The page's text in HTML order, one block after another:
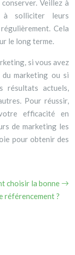
Veillez à
solliciter leurs
Cela
le long terme.
si vous avez
du marketing ou si
résultats actuels,
Pour réussir,
efficacité en
de marketing les
pour obtenir des
choisir la bonne
référencement ?